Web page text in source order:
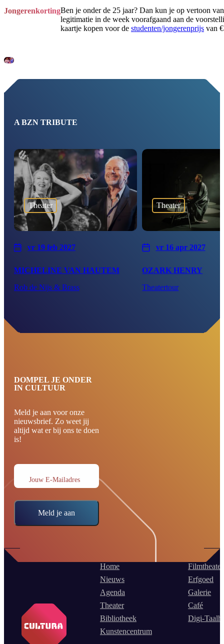
JongerenkortingBen je onder de 25 jaar? Dan kun je op vertoon
legitimatie in de week voorafgaand aan de
kaartje kopen voor de studenten/jongerenprijs van
A BZN TRIBUTE
Theater
vr 19 feb 2027
MICHELINE VAN HAUTEM
Rob de Nijs & Brass
Theater
vr 16 apr 2027
OZARK HENRY
Theatertour
DOMPEL JE ONDER
IN CULTUUR
Meld je aan voor onze
nieuwsbrief. Zo weet jij
altijd wat er bij ons te doen
is!
Jouw E-Mailadres
Meld je aan
Home
Nieuws
Agenda
Theater
Bibliotheek
Kunstencentrum
Filmtheater
Erfgoed
Galerie
Café
Digi-